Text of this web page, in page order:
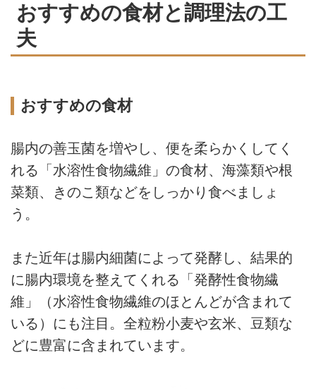
おすすめの食材と調理法の工
夫
おすすめの食材
腸内の善玉菌を増やし、便を柔らかくしてく
れる「水溶性食物繊維」の食材、海藻類や根
菜類、きのこ類などをしっかり食べましょ
う。
また近年は腸内細菌によって発酵し、結果的
に腸内環境を整えてくれる「発酵性食物繊
維」（水溶性食物繊維のほとんどが含まれて
いる）にも注目。全粒粉小麦や玄米、豆類な
どに豊富に含まれています。